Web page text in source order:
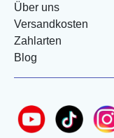
Über uns
Versandkosten
Zahlarten
Blog